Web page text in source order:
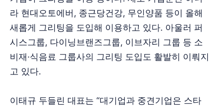
라 현대오토에버, 종근당건강, 무인양품 등이 올해
새롭게 그리팅을 도입해 이용하고 있다. 아울러 퍼
시스그룹, 다이닝브랜즈그룹, 이브자리 그룹 등 소
비재·식음료 그룹사의 그리팅 도입도 활발히 이뤄지
고 있다.
이태규 두들린 대표는 “대기업과 중견기업은 스타